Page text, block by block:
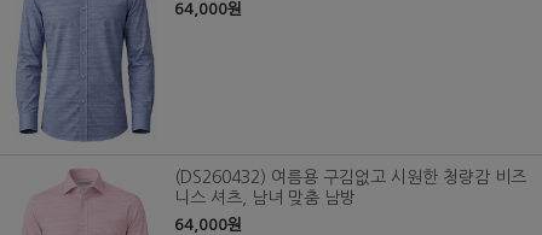
64,000원
(DS260432) 여름용 구김없고 시원한 청량감 비즈
니스 셔츠, 남녀 맞춤 남방
64,000원